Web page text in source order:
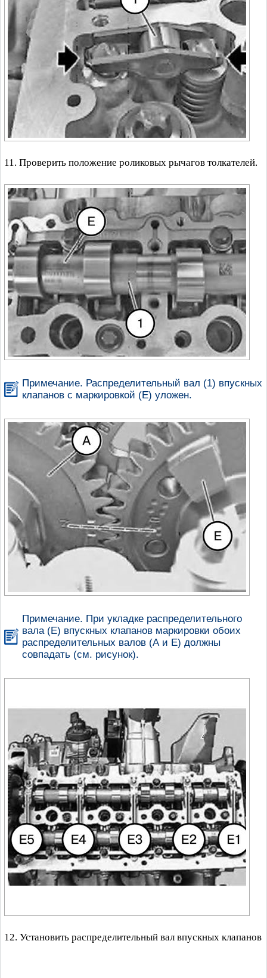
11. Проверить положение роликовых рычагов толкателей.
Примечание. Распределительный вал (1) впускных
клапанов с маркировкой (Е) уложен.
Примечание. При укладке распределительного
вала (Е) впускных клапанов маркировки обоих
распределительных валов (А и Е) должны
совпадать (см. рисунок).
12. Установить распределительный вал впускных клапанов